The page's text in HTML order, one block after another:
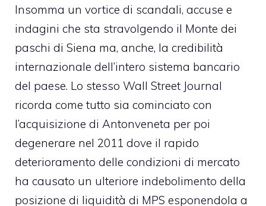
Insomma un vortice di scandali, accuse e
indagini che sta stravolgendo il Monte dei
paschi di Siena ma, anche, la credibilità
internazionale dell’intero sistema bancario
del paese. Lo stesso Wall Street Journal
ricorda come tutto sia cominciato con
l’acquisizione di Antonveneta per poi
degenerare nel 2011 dove il rapido
deterioramento delle condizioni di mercato
ha causato un ulteriore indebolimento della
posizione di liquidità di MPS esponendola a